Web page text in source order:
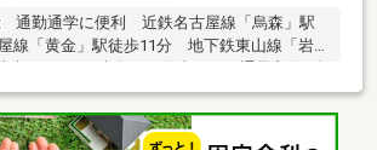
通勤通学に便利 近鉄名古屋線「烏森」駅
線「黄金」駅徒歩11分 地下鉄東山線「岩
納戸付きで収納力充実□使い勝手の良いL字
イン階段□トイレ2か所□カースペース1台駐
パー徒歩5分圏内